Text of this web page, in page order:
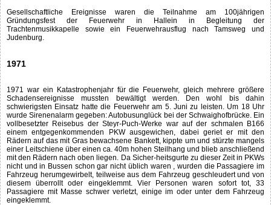
Gesellschaftliche Ereignisse waren die Teilnahme am 100jährigen
Gründungsfest der Feuerwehr in Hallein in Begleitung der
Trachtenmusikkapelle sowie ein Feuerwehrausflug nach Tamsweg und
Judenburg.
1971
1971 war ein Katastrophenjahr für die Feuerwehr, gleich mehrere größere
Schadensereignisse mussten bewältigt werden. Den wohl bis dahin
schwierigsten Einsatz hatte die Feuerwehr am 5. Juni zu leisten. Um 18 Uhr
wurde Sirenenalarm gegeben: Autobusunglück bei der Schwaighofbrücke. Ein
vollbesetzter Reisebus der Steyr-Puch-Werke war auf der schmalen B166
einem entgegenkommenden PKW ausgewichen, dabei geriet er mit den
Rädern auf das mit Gras bewachsene Bankett, kippte um und stürzte mangels
einer Leitschiene über einen ca. 40m hohen Steilhang und blieb anschließend
mit den Rädern nach oben liegen. Da Sicher-heitsgurte zu dieser Zeit in PKWs
nicht und in Bussen schon gar nicht üblich waren , wurden die Passagiere im
Fahrzeug herumgewirbelt, teilweise aus dem Fahrzeug geschleudert und von
diesem überrollt oder eingeklemmt. Vier Personen waren sofort tot, 33
Passagiere mit Masse schwer verletzt, einige im oder unter dem Fahrzeug
eingeklemmt.